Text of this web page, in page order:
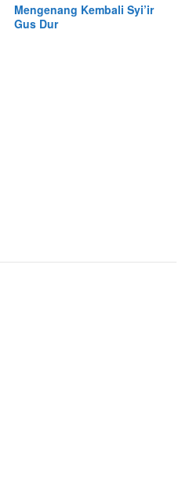
Mengenang Kembali Syi’ir
Gus Dur